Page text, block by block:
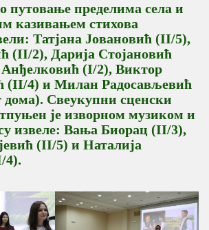
путовање пределима села и
казивањем стихова
Татјана Јовановић (II/5),
(II/2), Дарија Стојановић
(I/2), Виктор
(II/4) и Милан Радосављевић
дома). Свеукупни сценски
је изворном музиком и
извеле: Вања Биорац (II/3),
(II/5) и Наталија
4).